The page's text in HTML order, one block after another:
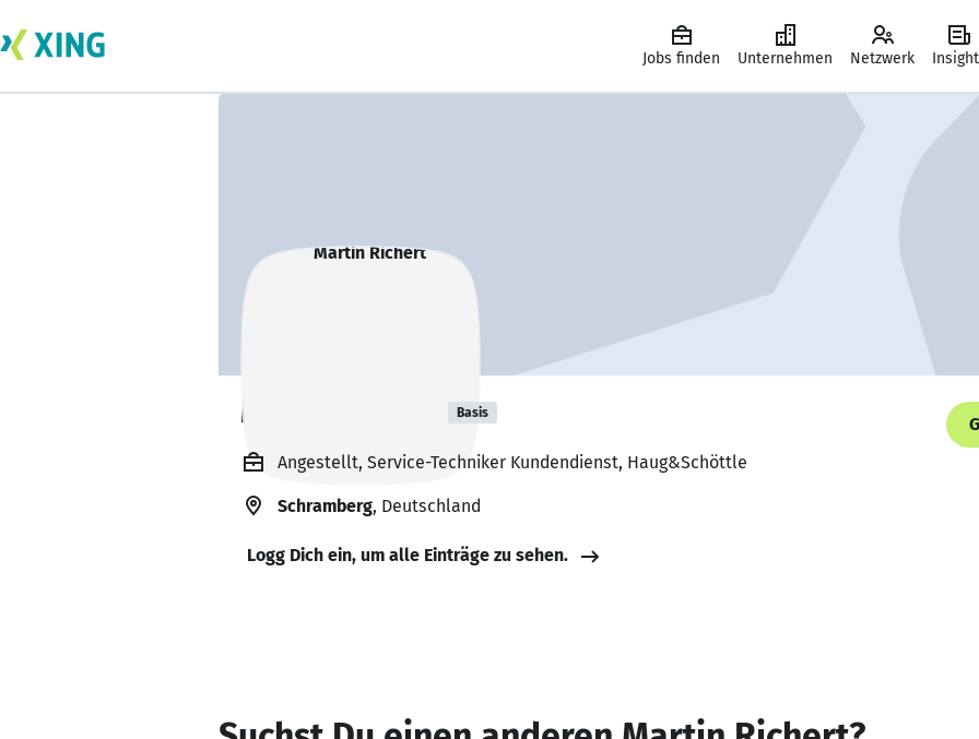
Jobs finden Unternehmen Netzwerk
Martin Richert Basis
Angestellt, Service-Techniker Kundendienst, Haug&Schöttle
Schramberg, Deutschland
Logg Dich ein, um alle Einträge zu sehen.